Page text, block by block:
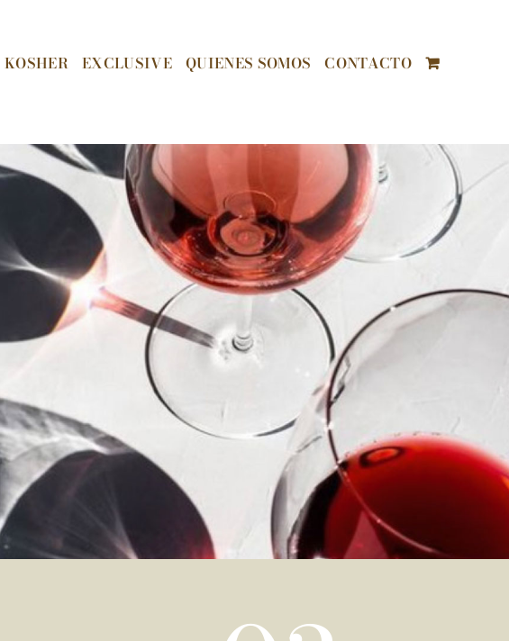
EXCLUSIVE QUIENES SOMOS CONTACTO